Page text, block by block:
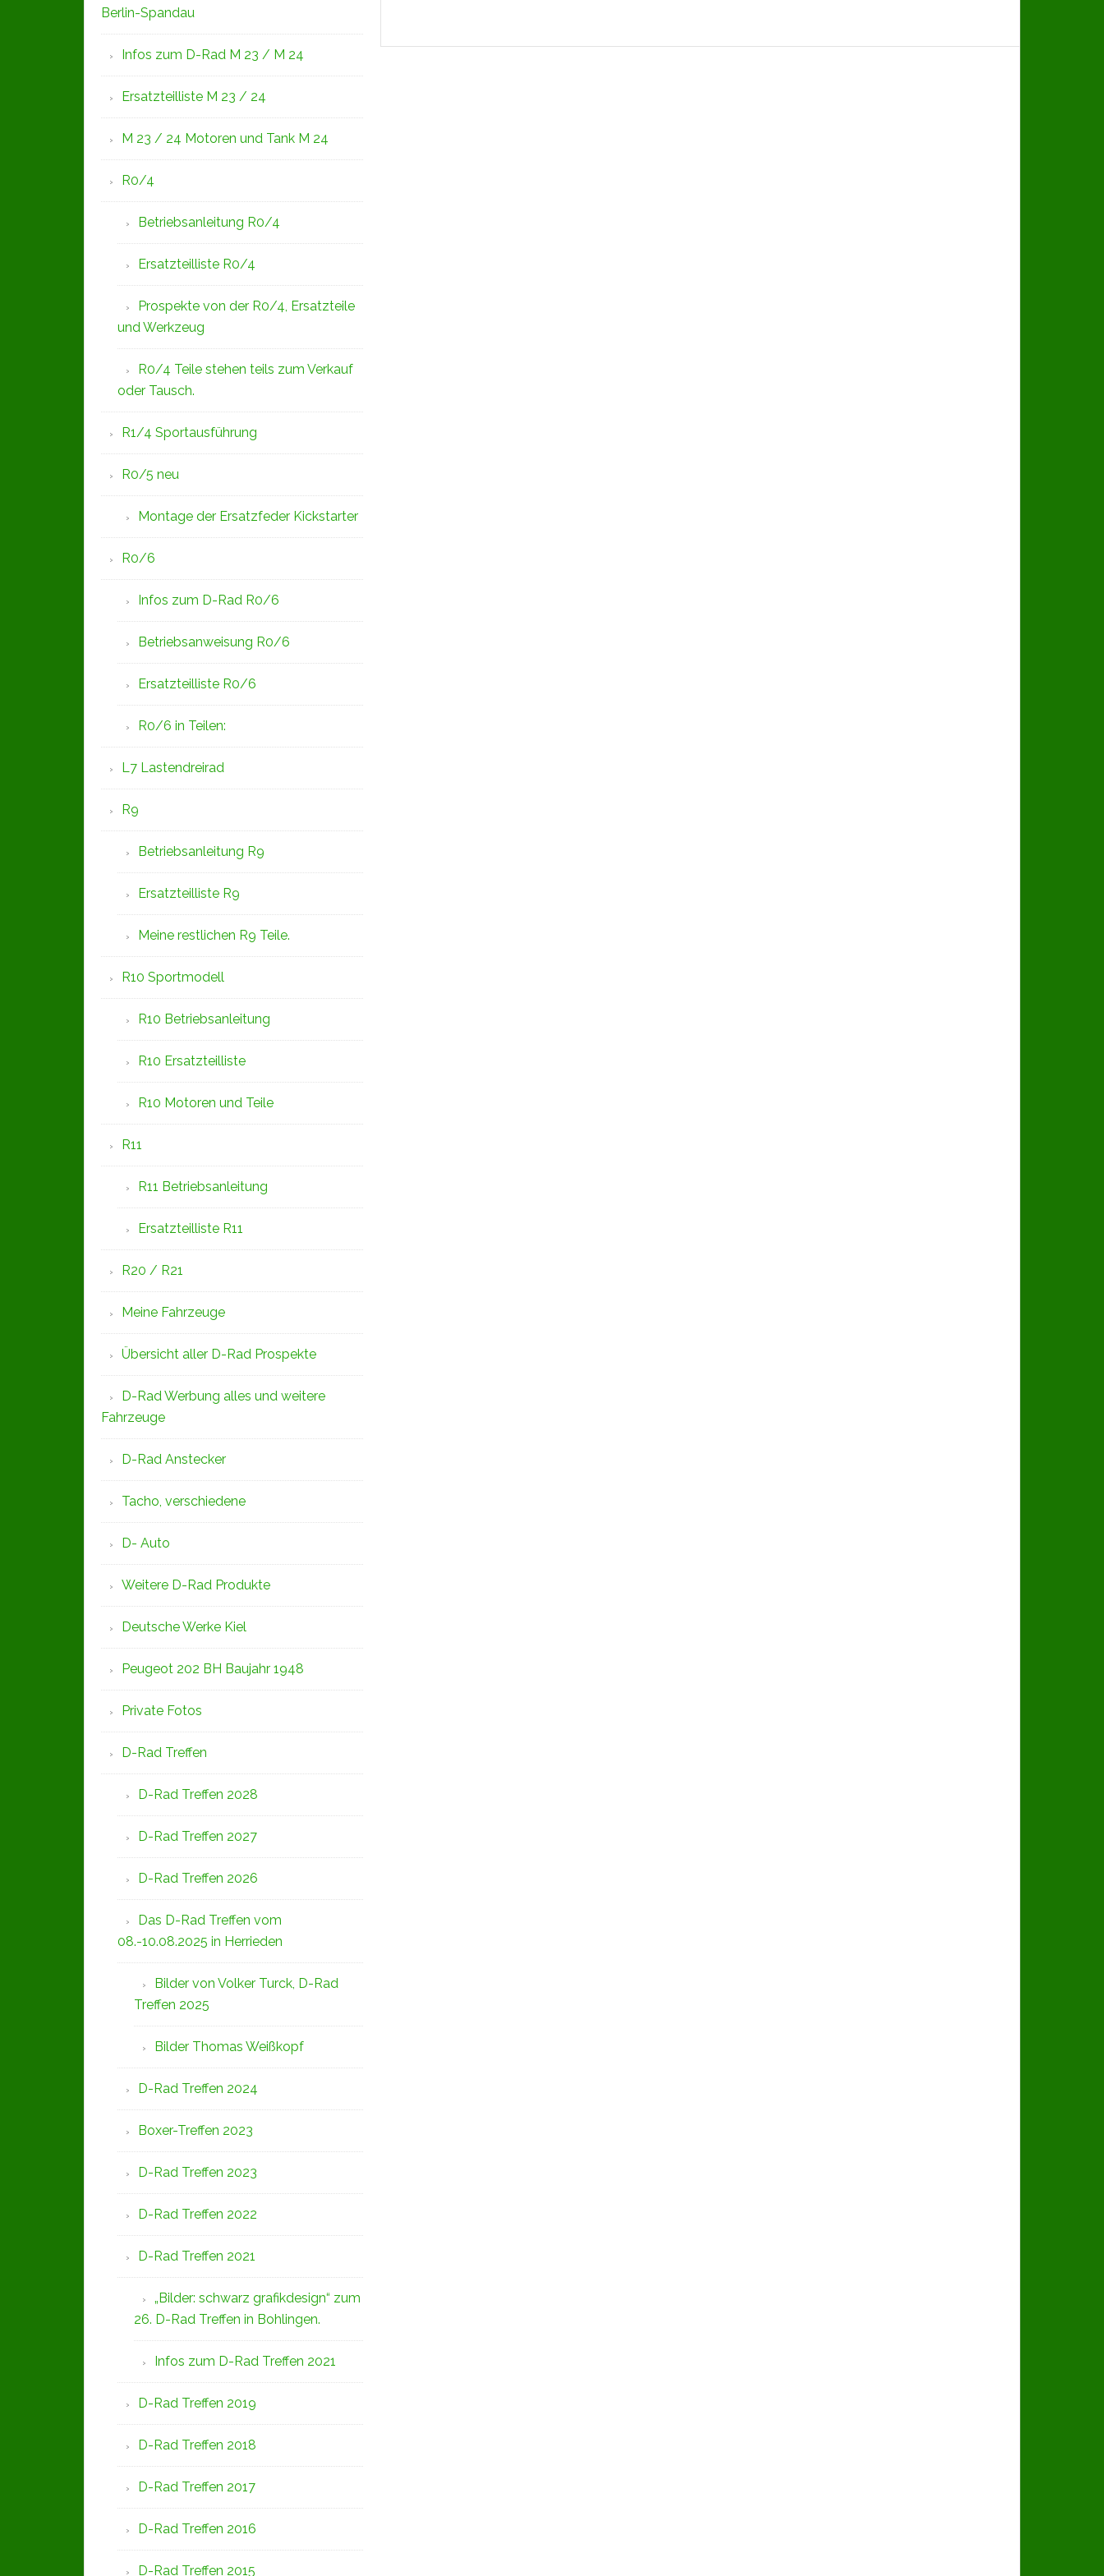
Berlin-Spandau
Infos zum D-Rad M 23 / M 24
Ersatzteilliste M 23 / 24
M 23 / 24 Motoren und Tank M 24
R0/4
Betriebsanleitung R0/4
Ersatzteilliste R0/4
Prospekte von der R0/4, Ersatzteile
und Werkzeug
R0/4 Teile stehen teils zum Verkauf
oder Tausch.
R1/4 Sportausführung
R0/5 neu
Montage der Ersatzfeder Kickstarter
R0/6
Infos zum D-Rad R0/6
Betriebsanweisung R0/6
Ersatzteilliste R0/6
R0/6 in Teilen:
L7 Lastendreirad
R9
Betriebsanleitung R9
Ersatzteilliste R9
Meine restlichen R9 Teile.
R10 Sportmodell
R10 Betriebsanleitung
R10 Ersatzteilliste
R10 Motoren und Teile
R11
R11 Betriebsanleitung
Ersatzteilliste R11
R20 / R21
Meine Fahrzeuge
Übersicht aller D-Rad Prospekte
D-Rad Werbung alles und weitere
Fahrzeuge
D-Rad Anstecker
Tacho, verschiedene
D- Auto
Weitere D-Rad Produkte
Deutsche Werke Kiel
Peugeot 202 BH Baujahr 1948
Private Fotos
D-Rad Treffen
D-Rad Treffen 2028
D-Rad Treffen 2027
D-Rad Treffen 2026
Das D-Rad Treffen vom
08.-10.08.2025 in Herrieden
Bilder von Volker Turck, D-Rad
Treffen 2025
Bilder Thomas Weißkopf
D-Rad Treffen 2024
Boxer-Treffen 2023
D-Rad Treffen 2023
D-Rad Treffen 2022
D-Rad Treffen 2021
„Bilder: schwarz grafikdesign“ zum
26. D-Rad Treffen in Bohlingen.
Infos zum D-Rad Treffen 2021
D-Rad Treffen 2019
D-Rad Treffen 2018
D-Rad Treffen 2017
D-Rad Treffen 2016
D-Rad Treffen 2015